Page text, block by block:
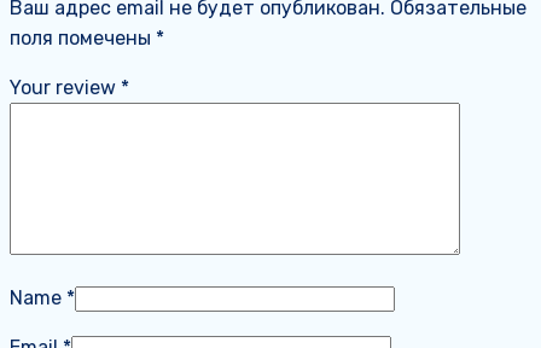
Ваш адрес email не будет опубликован. Обязательные
поля помечены *
Your review *
Name *